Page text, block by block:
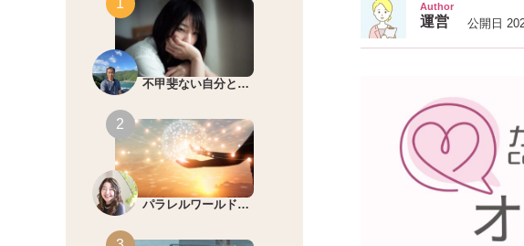
Author
運営 公開日
不甲斐ない自分と…
パラレルワールド…